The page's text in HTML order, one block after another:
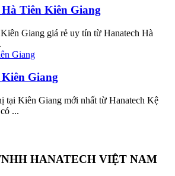
Tiên Kiên Giang
Giang giá rẻ uy tín từ Hanatech Hà
Giang
tại Kiên Giang mới nhất từ Hanatech Kệ
...
HANATECH VIỆT NAM